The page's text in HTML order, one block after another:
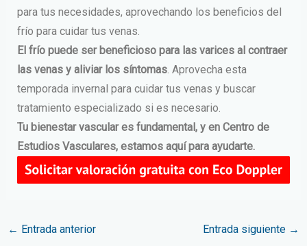
para tus necesidades, aprovechando los beneficios del
frío para cuidar tus venas.
El frío puede ser beneficioso para las varices al contraer
las venas y aliviar los síntomas. Aprovecha esta
temporada invernal para cuidar tus venas y buscar
tratamiento especializado si es necesario.
Tu bienestar vascular es fundamental, y en Centro de
Estudios Vasculares, estamos aquí para ayudarte.
← Entrada anterior Entrada siguiente →